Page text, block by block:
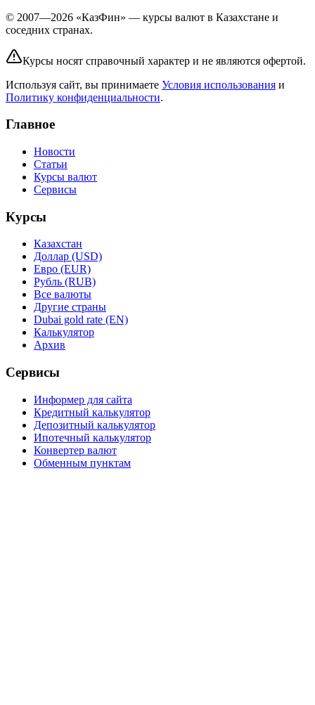
© 2007—2026 «КазФин» — курсы валют в Казахстане и
соседних странах.
Курсы носят справочный характер и не являются офертой.
Используя сайт, вы принимаете Условия использования и
Политику конфиденциальности.
Главное
Новости
Статьи
Курсы валют
Сервисы
Курсы
Казахстан
Доллар (USD)
Евро (EUR)
Рубль (RUB)
Все валюты
Другие страны
Dubai gold rate (EN)
Калькулятор
Архив
Сервисы
Информер для сайта
Кредитный калькулятор
Депозитный калькулятор
Ипотечный калькулятор
Конвертер валют
Обменным пунктам